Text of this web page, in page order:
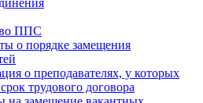
ППС
о порядке замещения
о преподавателях, у которых
трудового договора